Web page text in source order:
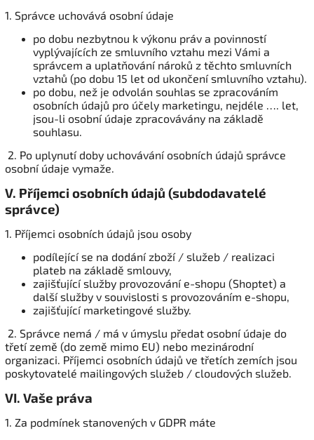
1. Správce uchovává osobní údaje
po dobu nezbytnou k výkonu práv a povinností
vyplývajících ze smluvního vztahu mezi Vámi a
správcem a uplatňování nároků z těchto smluvních
vztahů (po dobu 15 let od ukončení smluvního vztahu).
po dobu, než je odvolán souhlas se zpracováním
osobních údajů pro účely marketingu, nejdéle …. let,
jsou-li osobní údaje zpracovávány na základě
souhlasu.
2. Po uplynutí doby uchovávání osobních údajů správce
osobní údaje vymaže.
V. Příjemci osobních údajů (subdodavatelé
správce)
1. Příjemci osobních údajů jsou osoby
podílející se na dodání zboží / služeb / realizaci
plateb na základě smlouvy,
zajišťující služby provozování e-shopu (Shoptet) a
další služby v souvislosti s provozováním e-shopu,
zajišťující marketingové služby.
2. Správce nemá / má v úmyslu předat osobní údaje do
třetí země (do země mimo EU) nebo mezinárodní
organizaci. Příjemci osobních údajů ve třetích zemích jsou
poskytovatelé mailingových služeb / cloudových služeb.
VI. Vaše práva
1. Za podmínek stanovených v GDPR máte